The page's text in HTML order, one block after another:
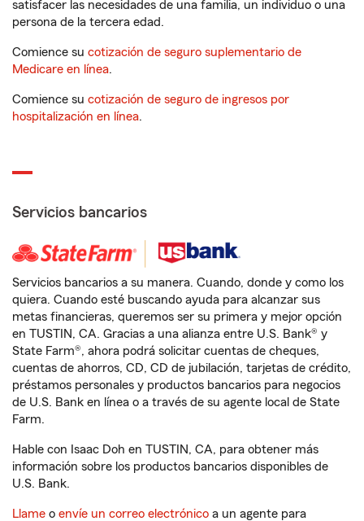
satisfacer las necesidades de una familia, un individuo o una
persona de la tercera edad.
Comience su cotización de seguro suplementario de
Medicare en línea.
Comience su cotización de seguro de ingresos por
hospitalización en línea.
Servicios bancarios
Servicios bancarios a su manera. Cuando, donde y como los
quiera. Cuando esté buscando ayuda para alcanzar sus
metas financieras, queremos ser su primera y mejor opción
en TUSTIN, CA. Gracias a una alianza entre U.S. Bank® y
State Farm®, ahora podrá solicitar cuentas de cheques,
cuentas de ahorros, CD, CD de jubilación, tarjetas de crédito,
préstamos personales y productos bancarios para negocios
de U.S. Bank en línea o a través de su agente local de State
Farm.
Hable con Isaac Doh en TUSTIN, CA, para obtener más
información sobre los productos bancarios disponibles de
U.S. Bank.
Llame o envíe un correo electrónico a un agente para